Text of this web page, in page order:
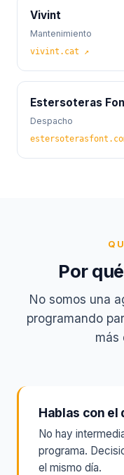
Vivint
Mantenimiento
vivint.cat ↗
Estersoteras
Despacho
Por
No somos una
programando
más
Hablas con
No hay
programa.
el mismo día.